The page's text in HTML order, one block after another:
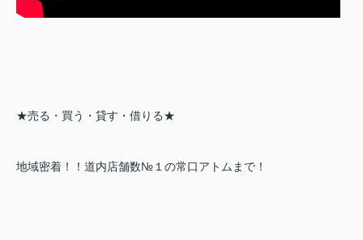
★売る・買う・貸す・借りる★
地域密着！！道内店舗数№１の常口アトムまで！